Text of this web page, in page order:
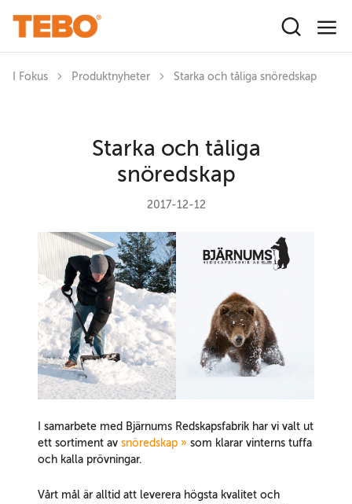
I Fokus Produktnyheter Starka och tåliga snöredskap
Starka och tåliga
snöredskap
2017-12-12
I samarbete med Bjärnums Redskapsfabrik har vi valt ut
ett sortiment av snöredskap » som klarar vinterns tuffa
och kalla prövningar.
Vårt mål är alltid att leverera högsta kvalitet och